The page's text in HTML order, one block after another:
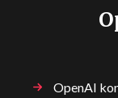
OpenAI